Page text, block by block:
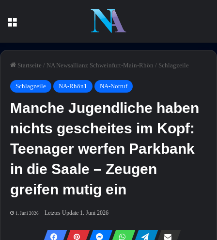
Startseite / NA Newsallianz Schweinfurt-Main-Rhön / Schlagzeile
Schlagzeile NA-Rhön1 NA-Notruf
Manche Jugendliche haben
nichts gescheites im Kopf:
Teenager werfen Parkbank
in die Saale – Zeugen
greifen mutig ein
1. Juni 2026 Letztes Update 1. Juni 2026